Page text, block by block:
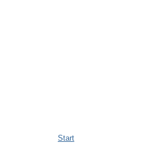
Start